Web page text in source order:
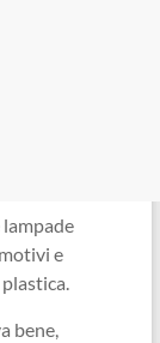
e
bene,